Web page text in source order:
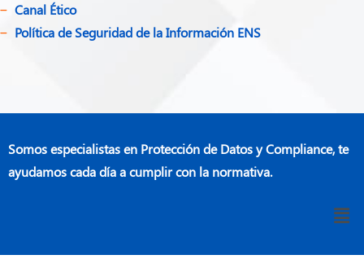
Canal Ético
Política de Seguridad de la Información ENS
Somos especialistas en Protección de Datos y Compliance, te
ayudamos cada día a cumplir con la normativa.